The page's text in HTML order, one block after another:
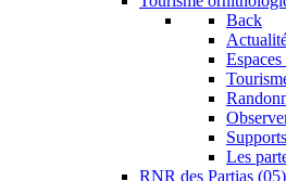
Back
Supports
Les
RNR des Partias (05)